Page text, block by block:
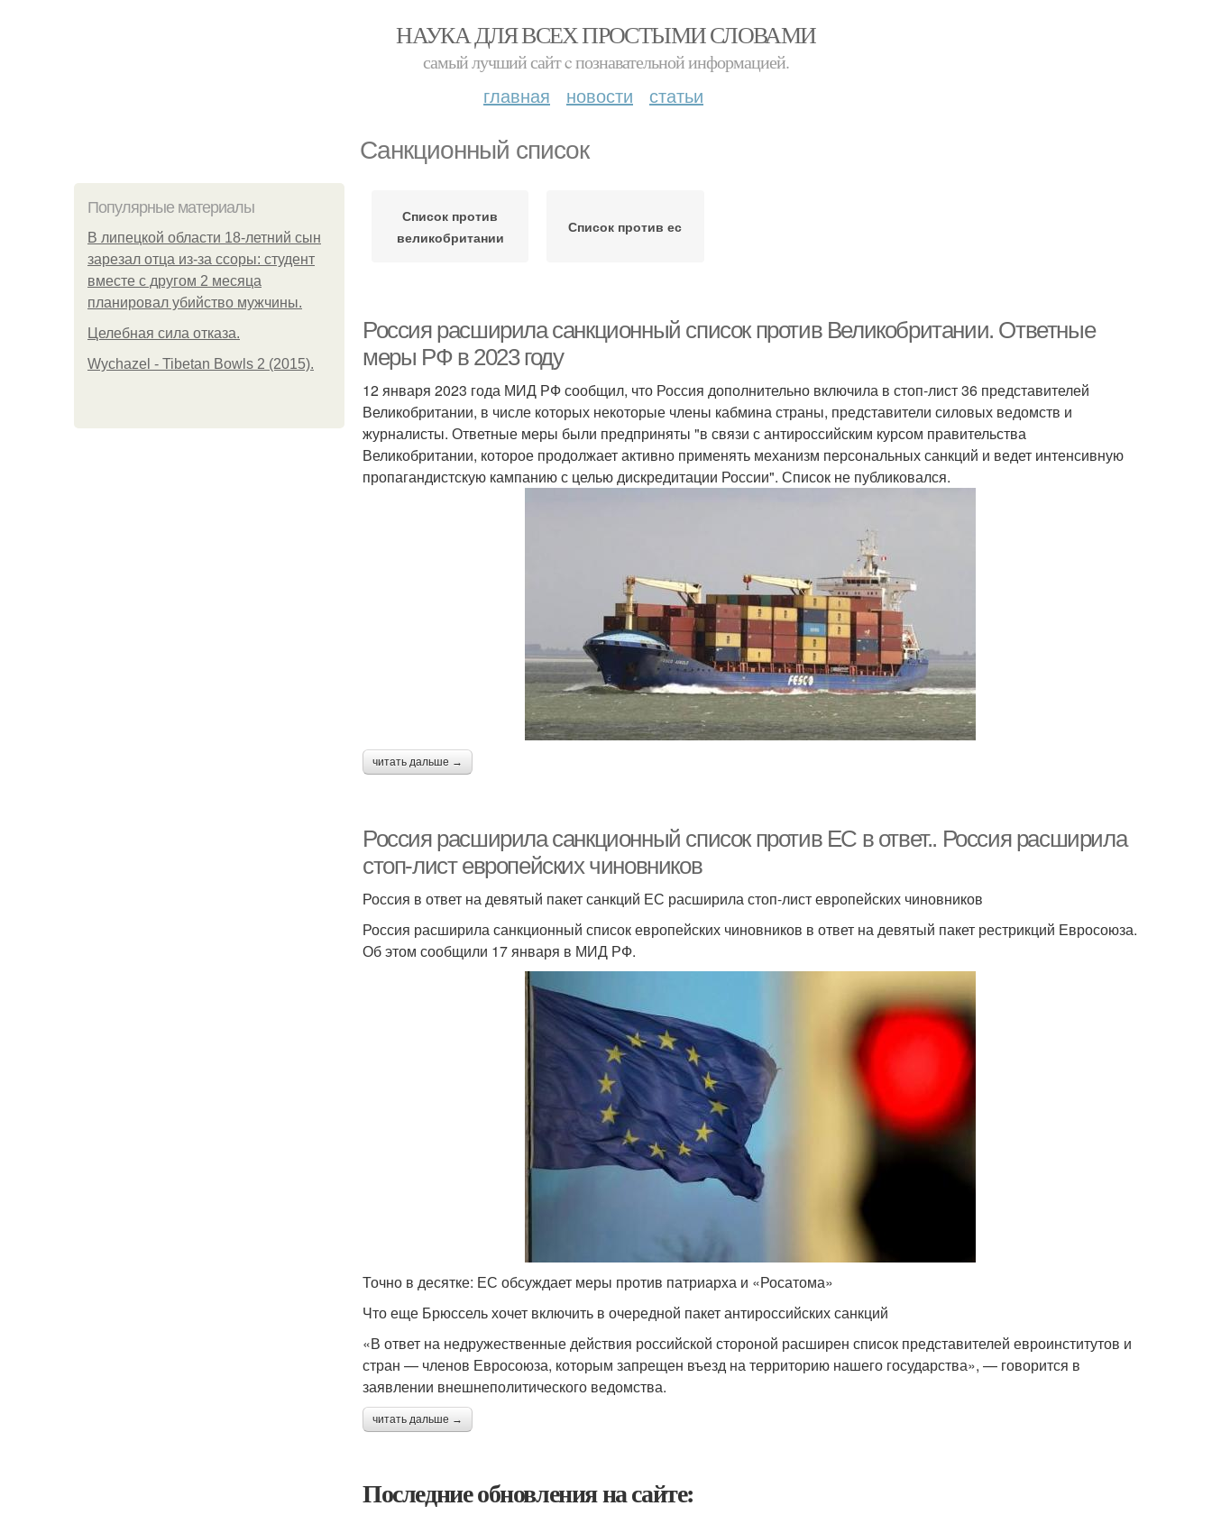
НАУКА ДЛЯ ВСЕХ ПРОСТЫМИ СЛОВАМИ
самый лучший сайт c познавательной информацией.
главная новости статьи
Санкционный список
Популярные материалы
В липецкой области 18-летний сын
зарезал отца из-за ссоры: студент
вместе с другом 2 месяца
планировал убийство мужчины.
Целебная сила отказа.
Wychazel - Tibetan Bowls 2 (2015).
Список против
великобритании
Список против ес
Россия расширила санкционный список против Великобритании. Ответные
меры РФ в 2023 году
12 января 2023 года МИД РФ сообщил, что Россия дополнительно включила в стоп-лист 36 представителей
Великобритании, в числе которых некоторые члены кабмина страны, представители силовых ведомств и
журналисты. Ответные меры были предприняты "в связи с антироссийским курсом правительства
Великобритании, которое продолжает активно применять механизм персональных санкций и ведет интенсивную
пропагандистскую кампанию с целью дискредитации России". Список не публиковался.
читать дальше →
Россия расширила санкционный список против ЕС в ответ.. Россия расширила
стоп-лист европейских чиновников
Россия в ответ на девятый пакет санкций ЕС расширила стоп-лист европейских чиновников
Россия расширила санкционный список европейских чиновников в ответ на девятый пакет рестрикций Евросоюза.
Об этом сообщили 17 января в МИД РФ.
Точно в десятке: ЕС обсуждает меры против патриарха и «Росатома»
Что еще Брюссель хочет включить в очередной пакет антироссийских санкций
«В ответ на недружественные действия российской стороной расширен список представителей евроинститутов и
стран — членов Евросоюза, которым запрещен въезд на территорию нашего государства», — говорится в
заявлении внешнеполитического ведомства.
читать дальше →
Последние обновления на сайте: